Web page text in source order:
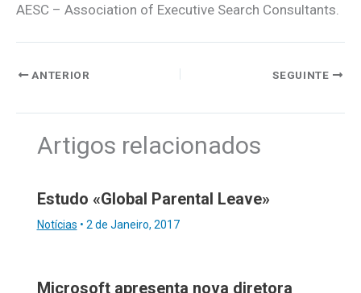
AESC – Association of Executive Search Consultants.
ANTERIOR SEGUINTE
Artigos relacionados
Estudo «Global Parental Leave»
Notícias • 2 de Janeiro, 2017
Microsoft apresenta nova diretora